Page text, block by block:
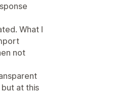
What I
not
at this